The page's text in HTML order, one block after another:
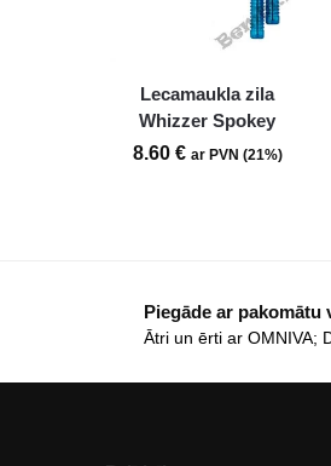
Lecamaukla zila
Whizzer Spokey
8.60 € ar PVN (21%)
Piegāde ar pakomātu
Ātri un ērti ar OMNIVA;